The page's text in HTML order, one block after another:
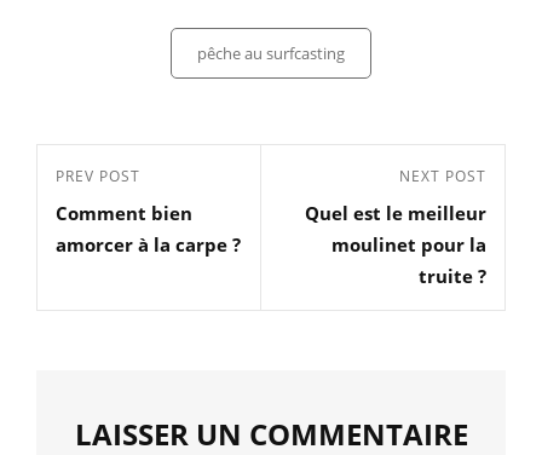
Categories
pêche au surfcasting
Navigation
de
l’article
Previous
Post
PREV POST
Comment bien
amorcer à la carpe ?
Post
NEXT POST
Quel est le meilleur
moulinet pour la
truite ?
LAISSER UN COMMENTAIRE